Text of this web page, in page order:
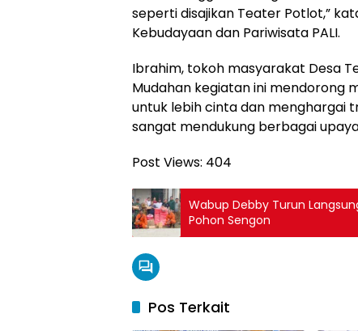
seperti disajikan Teater Potlot,”
Kebudayaan dan Pariwisata PALI.
Ibrahim, tokoh masyarakat Desa
Mudahan kegiatan ini mendorong
untuk lebih cinta dan menghargai
sangat mendukung berbagai
Post Views: 404
Wabup Debby Turun
Pohon Sengon
Pos Terkait